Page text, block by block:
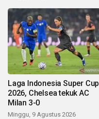
Laga Indonesia Super Cup
2026, Chelsea tekuk AC
Milan 3-0
Minggu, 9 Agustus 2026